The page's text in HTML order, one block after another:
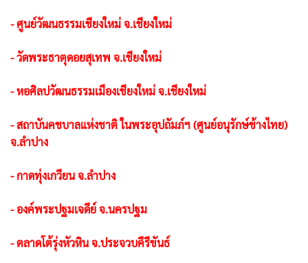
- ศูนย์วัฒนธรรมเชียงใหม่ จ.เชียงใหม่
- วัดพระธาตุดอยสุเทพ จ.เชียงใหม่
- หอศิลปวัฒนธรรมเมืองเชียงใหม่ จ.เชียงใหม่
- สถาบันคชบาลแห่งชาติ ในพระอุปถัมภ์ฯ (ศูนย์อนุรักษ์ช้างไทย)
จ.ลำปาง
- กาดทุ่งเกวียน จ.ลำปาง
- องค์พระปฐมเจดีย์ จ.นครปฐม
- ตลาดโต้รุ่งหัวหิน จ.ประจวบคีรีขันธ์